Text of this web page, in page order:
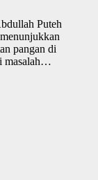
Puteh
pangan di
masalah…